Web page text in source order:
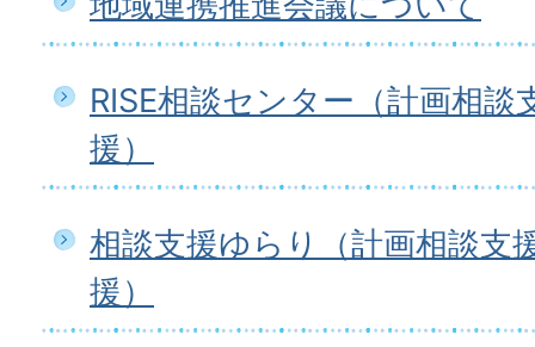
RISE相談センター（計画相談
援）
相談支援ゆらり（計画相談支
援）